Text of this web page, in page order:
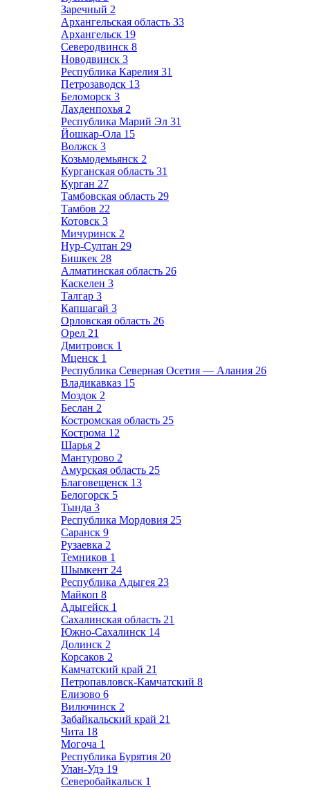
Заречный 2
Архангельская область 33
Архангельск 19
Северодвинск 8
Новодвинск 3
Республика Карелия 31
Петрозаводск 13
Беломорск 3
Лахденпохья 2
Республика Марий Эл 31
Йошкар-Ола 15
Волжск 3
Козьмодемьянск 2
Курганская область 31
Курган 27
Тамбовская область 29
Тамбов 22
Котовск 3
Мичуринск 2
Нур-Султан 29
Бишкек 28
Алматинская область 26
Каскелен 3
Талгар 3
Капшагай 3
Орловская область 26
Орел 21
Дмитровск 1
Мценск 1
Республика Северная Осетия — Алания 26
Владикавказ 15
Моздок 2
Беслан 2
Костромская область 25
Кострома 12
Шарья 2
Мантурово 2
Амурская область 25
Благовещенск 13
Белогорск 5
Тында 3
Республика Мордовия 25
Саранск 9
Рузаевка 2
Темников 1
Шымкент 24
Республика Адыгея 23
Майкоп 8
Адыгейск 1
Сахалинская область 21
Южно-Сахалинск 14
Долинск 2
Корсаков 2
Камчатский край 21
Петропавловск-Камчатский 8
Елизово 6
Вилючинск 2
Забайкальский край 21
Чита 18
Могоча 1
Республика Бурятия 20
Улан-Удэ 19
Северобайкальск 1